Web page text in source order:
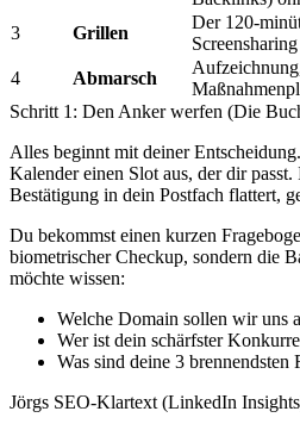
3
Grillen
Der 120-
Screensharing
4
Abmarsch
Schritt 1: Den Anker werfen (Die
Alles beginnt mit deiner
Kalender einen Slot aus, der dir
Bestätigung in dein Postfach flattert,
Du bekommst einen kurzen
biometrischer Checkup, sondern die
möchte wissen:
Welche Domain sollen wir uns
Wer ist dein schärfster
Was sind deine 3 brennendsten
Jörgs SEO-Klartext (LinkedIn